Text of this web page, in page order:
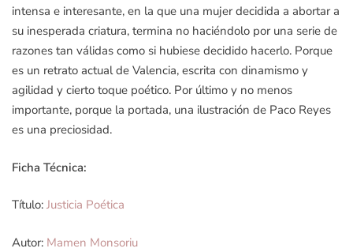
intensa e interesante, en la que una mujer decidida a abortar a
su inesperada criatura, termina no haciéndolo por una serie de
razones tan válidas como si hubiese decidido hacerlo. Porque
es un retrato actual de Valencia, escrita con dinamismo y
agilidad y cierto toque poético. Por último y no menos
importante, porque la portada, una ilustración de Paco Reyes
es una preciosidad.
Ficha Técnica:
Título: Justicia Poética
Autor: Mamen Monsoriu